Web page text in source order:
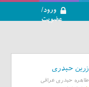
ورود/
عضویت
زرین حیدری
طاهره حیدری عراقی